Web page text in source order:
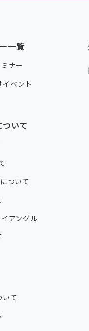
一覧
ナー
ベント
いて
ついて
アングル
いて